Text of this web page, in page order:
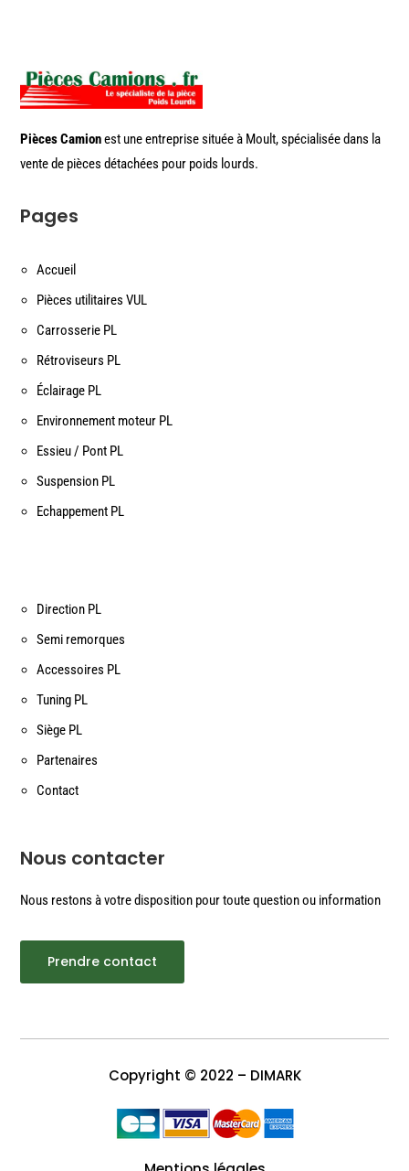
Pièces Camionest une entreprise située à Moult, spécialisée dans la
vente de pièces détachées pour poids lourds.
Pages
Accueil
Pièces utilitaires VUL
Carrosserie PL
Rétroviseurs PL
Éclairage PL
Environnement moteur PL
Essieu / Pont PL
Suspension PL
Echappement PL
Direction PL
Semi remorques
Accessoires PL
Tuning PL
Siège PL
Partenaires
Contact
Nous contacter
Nous restons à votre disposition pour toute question ou information
Prendre contact
Copyright © 2022 – DIMARK